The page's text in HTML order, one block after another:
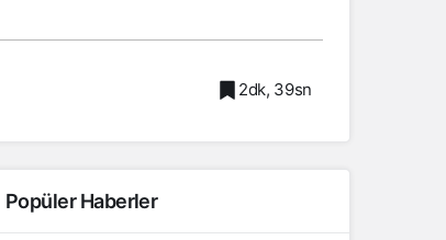
2dk, 39sn
Popüler Haberler